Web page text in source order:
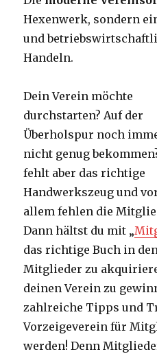
Hexenwerk, sondern
und
Handeln.
Dein Verein möchte
durchstarten? Auf der
Überholspur noch
nicht genug
fehlt aber das richtige
Handwerkszeug und
allem fehlen die
Dann hältst du mit „
das richtige Buch in
Mitglieder zu
deinen Verein zu
zahlreiche Tipps und
Vorzeigeverein für
werden! Denn